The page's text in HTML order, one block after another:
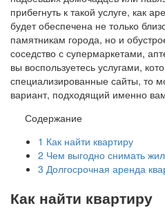
прибегнуть к такой услуге, как
будет обеспечена не только
памятникам города, но и
соседство с супермаркетами,
вы воспользуетесь услугами,
специализированные сайты, то
вариант, подходящий именно
Содержание
1 Как найти квартиру
2 Чем выгодно снимать
3 Долгосрочная аренда
Как найти квартиру